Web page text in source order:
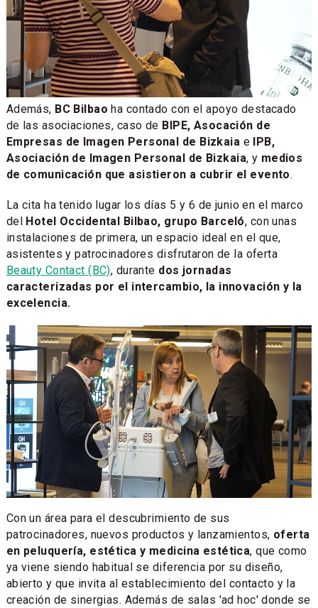
Además, BC Bilbao ha contado con el apoyo destacado
de las asociaciones, caso de BIPE, Asocación de
Empresas de Imagen Personal de Bizkaia e IPB,
Asociación de Imagen Personal de Bizkaia, y medios
de comunicación que asistieron a cubrir el evento.
La cita ha tenido lugar los días 5 y 6 de junio en el marco
del Hotel Occidental Bilbao, grupo Barceló, con unas
instalaciones de primera, un espacio ideal en el que,
asistentes y patrocinadores disfrutaron de la oferta
Beauty Contact (BC), durante dos jornadas
caracterizadas por el intercambio, la innovación y la
excelencia.
Con un área para el descubrimiento de sus
patrocinadores, nuevos productos y lanzamientos, oferta
en peluquería, estética y medicina estética, que como
ya viene siendo habitual se diferencia por su diseño,
abierto y que invita al establecimiento del contacto y la
creación de sinergias. Además de salas 'ad hoc' donde se